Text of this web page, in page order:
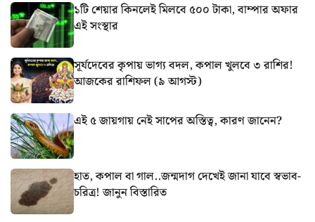
১টি শেয়ার কিনলেই মিলবে ৫০০ টাকা, বাম্পার অফার
এই সংস্থার
সূর্যদেবের কৃপায় ভাগ্য বদল, কপাল খুলবে ৩ রাশির!
আজকের রাশিফল (৯ আগস্ট)
এই ৫ জায়গায় নেই সাপের অস্তিত্ব, কারণ জানেন?
হাত, কপাল বা গাল..জন্মদাগ দেখেই জানা যাবে স্বভাব-
চরিত্র! জানুন বিস্তারিত